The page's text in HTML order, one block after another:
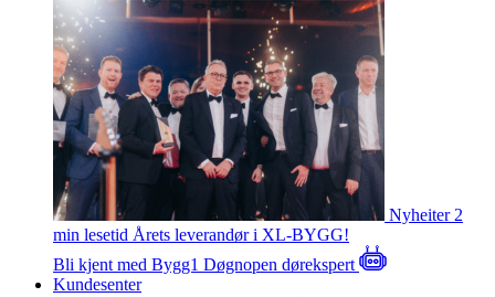
Nyheiter 2
min lesetid Årets leverandør i XL-BYGG!
Bli kjent med Bygg1 Døgnopen dørekspert
Kundesenter